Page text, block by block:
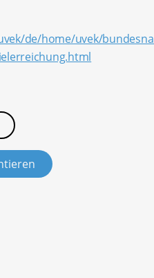
de/home/uvek/